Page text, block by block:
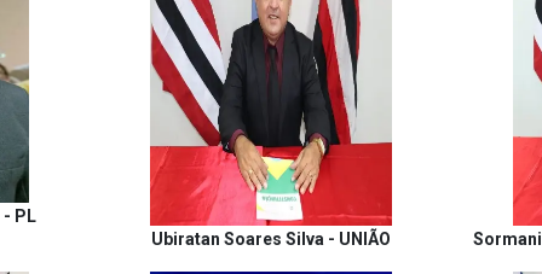
PL
Ubiratan Soares Silva - UNIÃO